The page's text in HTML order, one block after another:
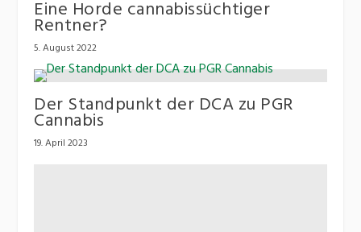
Eine Horde cannabissüchtiger
Rentner?
5. August 2022
Der Standpunkt der DCA zu PGR
Cannabis
19. April 2023